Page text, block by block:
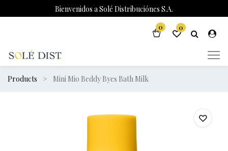
Bienvenidos a Solé Distribuciónes S.A.
0 0
Products Mini Mio Beddy Byes Bath Milk